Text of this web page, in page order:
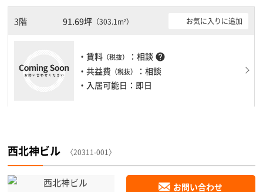
ので、耐震性がしっかりとしています。土日・祝日も利用可能にな
りますので時間帯を気にせず利用できます。１フロア１００坪以上
3階 91.69坪（303.1m²） お気に入りに追加
・賃料 （税抜） ：相談 help
・共益費 （税抜）
：相談
・入居可能日：即日
西北神ビル 〈20311-001〉
お問い合わせ